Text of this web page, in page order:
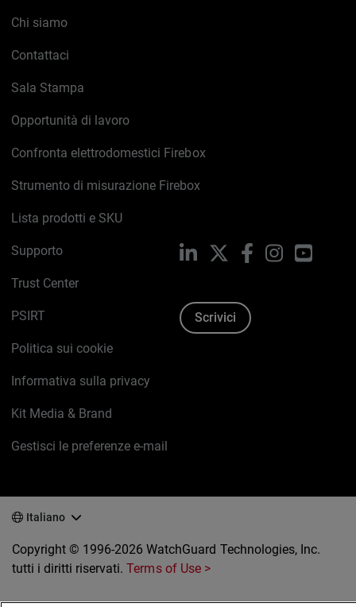
Chi siamo
Contattaci
Sala Stampa
Opportunità di lavoro
Confronta elettrodomestici Firebox
Strumento di misurazione Firebox
Lista prodotti e SKU
Supporto
Trust Center
PSIRT
Politica sui cookie
Informativa sulla privacy
Kit Media & Brand
Gestisci le preferenze e-mail
LinkedIn FacebookInstagram
Scrivici
Italiano
Copyright © 1996-2026 WatchGuard Technologies, Inc.
tutti i diritti riservati.Terms of Use >